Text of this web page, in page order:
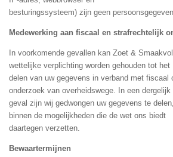
besturingssysteem) zijn geen
Medewerking aan fiscaal en strafrechtelijk
In voorkomende gevallen kan Zoet &
wettelijke verplichting worden gehouden tot het
delen van uw gegevens in verband met fiscaal
onderzoek van overheidswege. In een dergelijk
geval zijn wij gedwongen uw gegevens te
binnen de mogelijkheden die de wet ons biedt
daartegen verzetten.
Bewaartermijnen